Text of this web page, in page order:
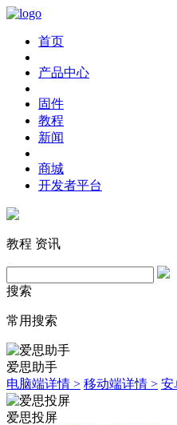
首页
产品中心
固件
教程
新闻
商城
开发者平台
教程 资讯
搜索
常用搜索
爱思助手
电脑端详情 > 移动端详情 > 安
爱思投屏